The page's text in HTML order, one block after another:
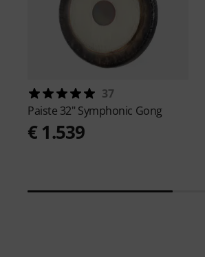
37
Paiste 32" Symphonic Gong
€ 1.539